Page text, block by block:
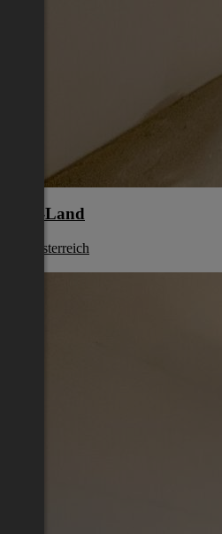
Linz-Land
Oberösterreich